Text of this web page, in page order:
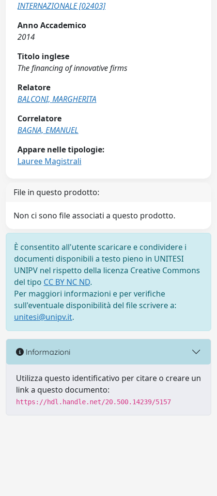
INTERNAZIONALE [02403]
Anno Accademico
2014
Titolo inglese
The financing of innovative firms
Relatore
BALCONI, MARGHERITA
Correlatore
BAGNA, EMANUEL
Appare nelle tipologie:
Lauree Magistrali
File in questo prodotto:
Non ci sono file associati a questo prodotto.
È consentito all'utente scaricare e condividere i
documenti disponibili a testo pieno in UNITESI
UNIPV nel rispetto della licenza Creative Commons
del tipo CC BY NC ND.
Per maggiori informazioni e per verifiche
sull'eventuale disponibilità del file scrivere a:
unitesi@unipv.it.
Informazioni
Utilizza questo identificativo per citare o creare un
link a questo documento:
https://hdl.handle.net/20.500.14239/5157